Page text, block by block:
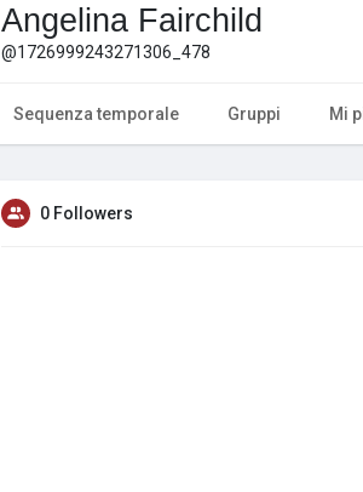
Angelina Fairchild
@1726999243271306_478
Sequenza temporale Gruppi Mi
0 Followers